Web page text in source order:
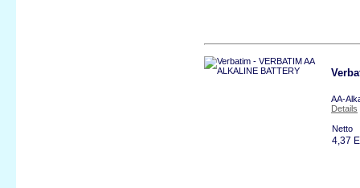
AA-
Details
Netto
4,37